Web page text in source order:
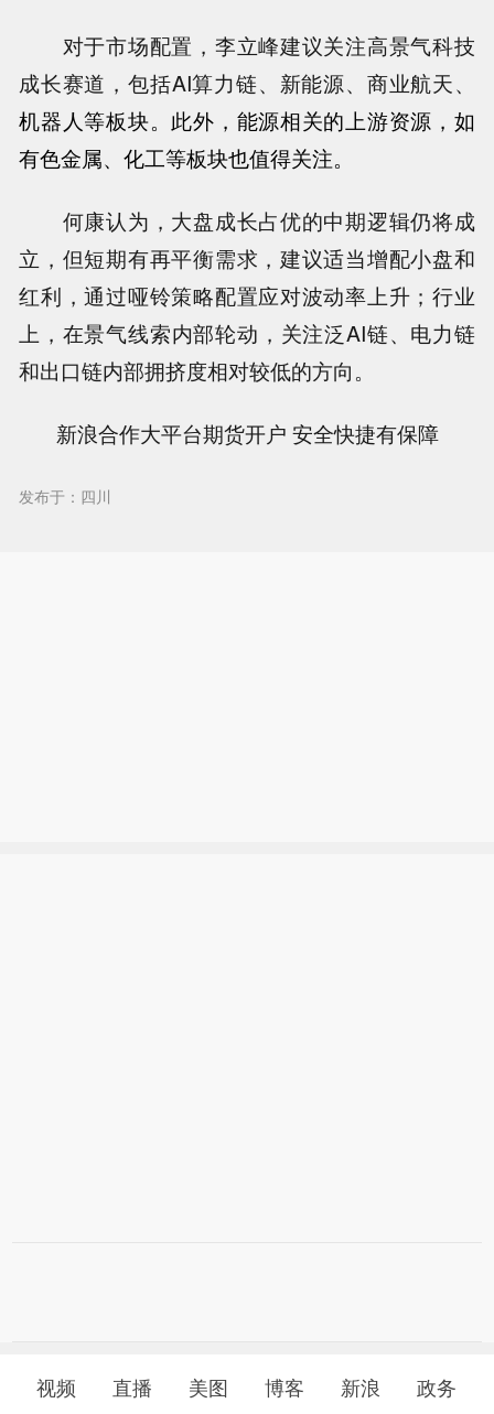
对于市场配置，李立峰建议关注高景气科技
成长赛道，包括AI算力链、新能源、商业航天、
机器人等板块。此外，能源相关的上游资源，如
有色金属、化工等板块也值得关注。
何康认为，大盘成长占优的中期逻辑仍将成
立，但短期有再平衡需求，建议适当增配小盘和
红利，通过哑铃策略配置应对波动率上升；行业
上，在景气线索内部轮动，关注泛AI链、电力链
和出口链内部拥挤度相对较低的方向。
新浪合作大平台期货开户 安全快捷有保障
发布于：四川
视频 直播 美图 博客 新浪
政务